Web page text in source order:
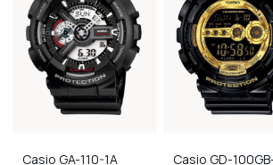
Casio GA-110-1A Casio GD-